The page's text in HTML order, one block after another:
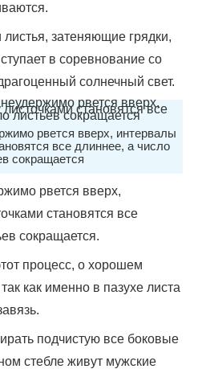
листья, затеняющие грядки,
в соревнование со
солнечный свет.
рвется вверх, интервалы
все длиннее, а число
сокращается
рвется вверх,
становятся все
сокращается.
процесс, о хорошем
как именно в пазухе листа
подчистую все боковые
стебле живут мужские